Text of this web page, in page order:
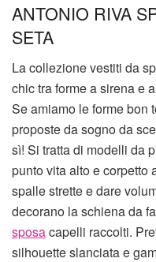
ANTONIO RIVA
SETA
La collezione vestiti da
chic tra forme a sirena e
Se amiamo le forme bon
proposte da sogno da
sì! Si tratta di modelli da
punto vita alto e corpetto
spalle strette e dare
decorano la schiena da
sposacapelli raccolti.
silhouette slanciata e